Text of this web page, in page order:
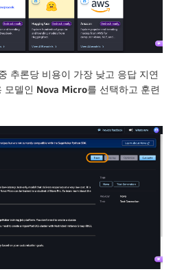
추론당 비용이 가장 낮고 응답 지연
모델인 Nova Micro를 선택하고 훈련